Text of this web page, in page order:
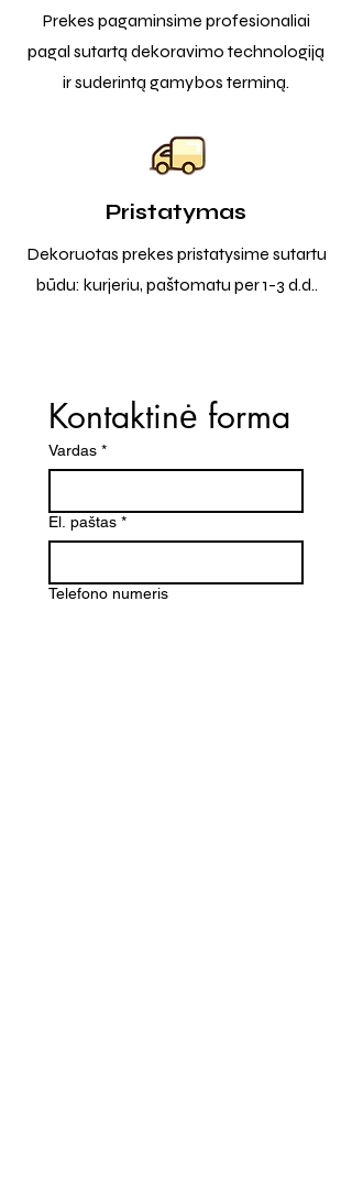
Prekes pagaminsime profesionaliai
pagal sutartą dekoravimo technologiją
ir suderintą gamybos terminą.
Pristatymas
Dekoruotas prekes pristatysime sutartu
būdu: kurjeriu, paštomatu per 1-3 d.d..
Kontaktinė forma
Vardas *
El. paštas *
Telefono numeris